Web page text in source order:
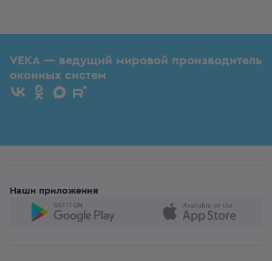
VEKA — ведущий мировой производитель
оконных систем
Наши приложения